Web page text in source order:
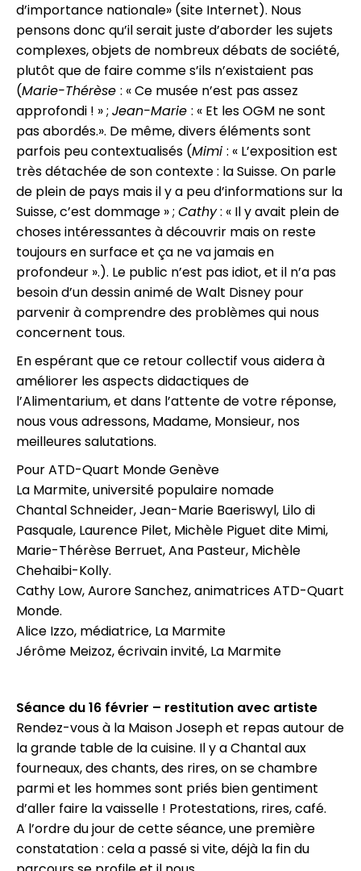
d’importance nationale» (site Internet). Nous
pensons donc qu’il serait juste d’aborder les sujets
complexes, objets de nombreux débats de société,
plutôt que de faire comme s’ils n’existaient pas
(Marie-Thérèse : « Ce musée n’est pas assez
approfondi ! » ; Jean-Marie : « Et les OGM ne sont
pas abordés.». De même, divers éléments sont
parfois peu contextualisés (Mimi : « L’exposition est
très détachée de son contexte : la Suisse. On parle
de plein de pays mais il y a peu d’informations sur la
Suisse, c’est dommage » ; Cathy: « Il y avait plein de
choses intéressantes à découvrir mais on reste
toujours en surface et ça ne va jamais en
profondeur ».). Le public n’est pas idiot, et il n’a pas
besoin d’un dessin animé de Walt Disney pour
parvenir à comprendre des problèmes qui nous
concernent tous.
En espérant que ce retour collectif vous aidera à
améliorer les aspects didactiques de
l’Alimentarium, et dans l’attente de votre réponse,
nous vous adressons, Madame, Monsieur, nos
meilleures salutations.
Pour ATD-Quart Monde Genève
La Marmite, université populaire nomade
Chantal Schneider, Jean-Marie Baeriswyl, Lilo di
Pasquale, Laurence Pilet, Michèle Piguet dite Mimi,
Marie-Thérèse Berruet, Ana Pasteur, Michèle
Chehaibi-Kolly.
Cathy Low, Aurore Sanchez, animatrices ATD-Quart
Monde.
Alice Izzo, médiatrice, La Marmite
Jérôme Meizoz, écrivain invité, La Marmite
Séance du 16 février – restitution avec artiste
Rendez-vous à la Maison Joseph et repas autour de
la grande table de la cuisine. Il y a Chantal aux
fourneaux, des chants, des rires, on se chambre
parmi et les hommes sont priés bien gentiment
d’aller faire la vaisselle ! Protestations, rires, café.
A l’ordre du jour de cette séance, une première
constatation : cela a passé si vite, déjà la fin du